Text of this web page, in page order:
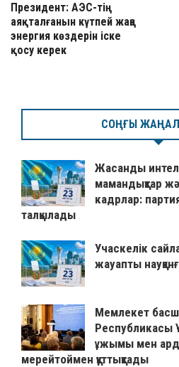
Президент: АЭС-тің
аяқталғанын күтпей жаңа
энергия көздерін іске
қосу керек
СОҢҒЫ
Жасанды
мамандықтар
кадрлар:
талқылады
Учаскелік
жауапты
Мемлекет
Республикасы
ұжымы мен
мерейтоймен құттықтады